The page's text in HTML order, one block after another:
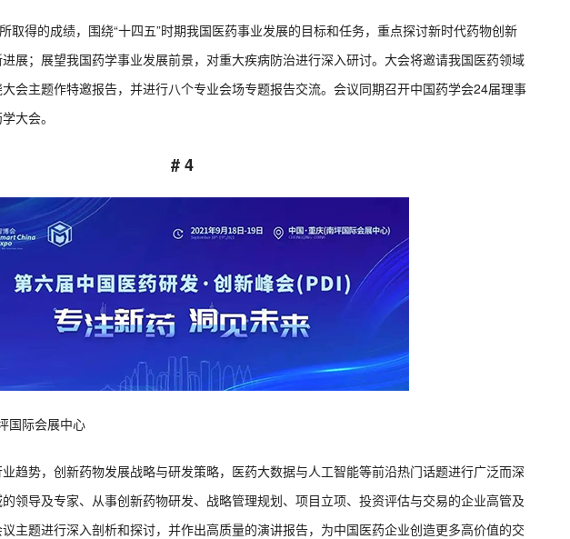
取得的成绩，围绕“十四五”时期我国医药事业发展的目标和任务，重点探讨新时代药物创新
展；展望我国药学事业发展前景，对重大疾病防治进行深入研讨。大会将邀请我国医药领域
会主题作特邀报告，并进行八个专业会场专题报告交流。会议同期召开中国药学会24届理事
大会。
# 4
国际会展中心
趋势，创新药物发展战略与研发策略，医药大数据与人工智能等前沿热门话题进行广泛而深
领导及专家、从事创新药物研发、战略管理规划、项目立项、投资评估与交易的企业高管及
主题进行深入剖析和探讨，并作出高质量的演讲报告，为中国医药企业创造更多高价值的交